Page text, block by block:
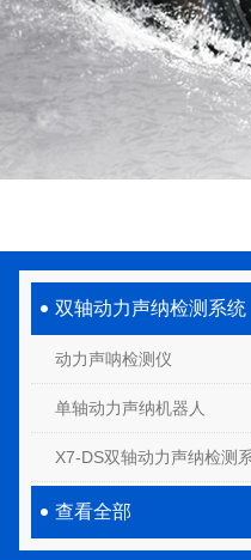
双轴动力声纳检测系统
动力声呐检测仪
单轴动力声纳机器人
X7-DS双轴动力声纳检测
查看全部